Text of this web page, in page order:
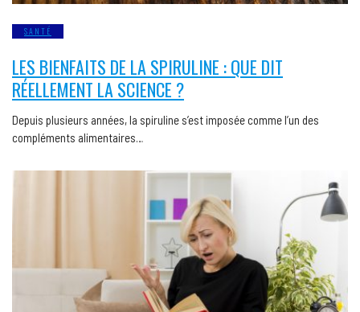
SANTÉ
LES BIENFAITS DE LA SPIRULINE : QUE DIT
RÉELLEMENT LA SCIENCE ?
Depuis plusieurs années, la spiruline s’est imposée comme l’un des
compléments alimentaires…